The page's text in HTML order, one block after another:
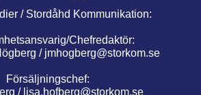
/ Stordåhd Kommunikation:
Chefredaktör:
/ jmhogberg@storkom.se
Försäljningschef:
/ lisa.hofberg@storkom.se